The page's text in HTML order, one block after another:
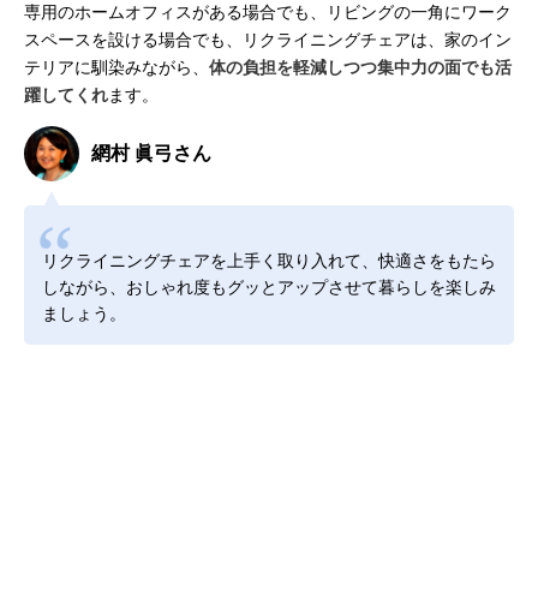
専用のホームオフィスがある場合でも、リビングの一角にワーク
スペースを設ける場合でも、リクライニングチェアは、家のイン
テリアに馴染みながら、 体の負担を軽減しつつ集中力の面でも活
躍してくれます。
網村 眞弓さん
リクライニングチェアを上手く取り入れて、快適さをもたら
しながら、おしゃれ度もグッとアップさせて暮らしを楽しみ
ましょう。